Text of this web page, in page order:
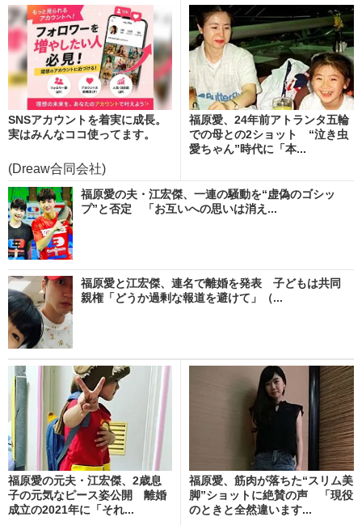
SNSアカウントを着実に成長。
実はみんなココ使ってます。
(Dreaw合同会社)
福原愛、24年前アトランタ五輪
での母との2ショット “泣き虫
愛ちゃん”時代に「本...
福原愛の夫・江宏傑、一連の騒動を“虚偽のゴシッ
プ”と否定 「お互いへの思いは消え...
福原愛と江宏傑、連名で離婚を発表 子どもは共同
親権「どうか過剰な報道を避けて」（...
福原愛の元夫・江宏傑、2歳息
子の元気なピース姿公開 離婚
成立の2021年に「それ...
福原愛、筋肉が落ちた“スリム美
脚”ショットに絶賛の声 「現役
のときと全然違います...